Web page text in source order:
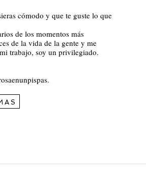
cómodo y que te guste lo que
de los momentos más
de la vida de la gente y me
trabajo, soy un privilegiado.